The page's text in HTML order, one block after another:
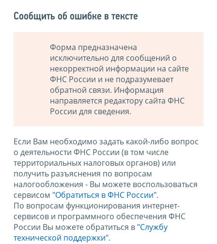
Сообщить об ошибке в тексте
Форма предназначена
исключительно для сообщений о
некорректной информации на сайте
ФНС России и не подразумевает
обратной связи. Информация
направляется редактору сайта ФНС
России для сведения.
Если Вам необходимо задать какой-либо вопрос
о деятельности ФНС России (в том числе
территориальных налоговых органов) или
получить разъяснения по вопросам
налогообложения - Вы можете воспользоваться
сервисом "Обратиться в ФНС России".
По вопросам функционирования интернет-
сервисов и программного обеспечения ФНС
России Вы можете обратиться в "Службу
технической поддержки".